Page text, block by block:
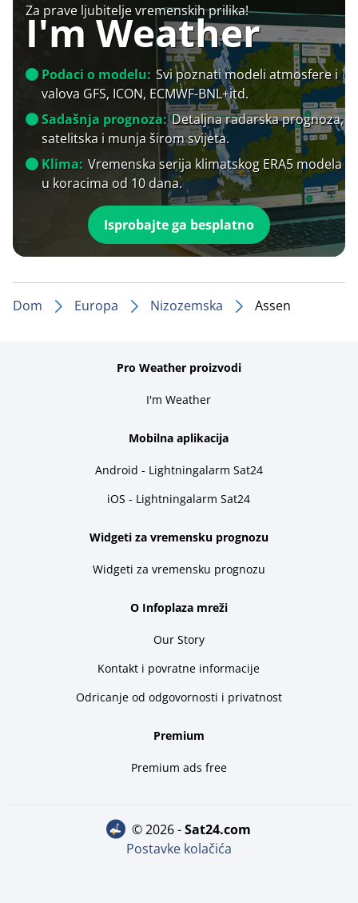
Za prave ljubitelje vremenskih prilika!
I'm Weather
Podaci o modelu: Svi poznati modeli atmosfere i
valova GFS, ICON, ECMWF-BNL+itd.
Sadašnja prognoza: Detaljna radarska prognoza,
satelitska i munja širom svijeta.
Klima: Vremenska serija klimatskog ERA5 modela
u koracima od 10 dana.
Isprobajte ga besplatno
Dom Europa Nizozemska Assen
Pro Weather proizvodi
I'm Weather
Mobilna aplikacija
Android - Lightningalarm Sat24
iOS - Lightningalarm Sat24
Widgeti za vremensku prognozu
Widgeti za vremensku prognozu
O Infoplaza mreži
Our Story
Kontakt i povratne informacije
Odricanje od odgovornosti i privatnost
Premium
Premium ads free
© 2026 - sat24.com
Postavke kolačića